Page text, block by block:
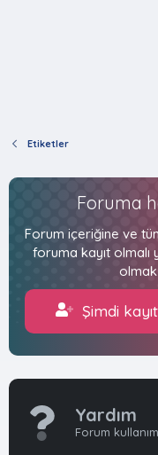
Etiketler
Foruma
Forum içeriğine ve
foruma kayıt olmalı
Şimdi
Yardım
Forum